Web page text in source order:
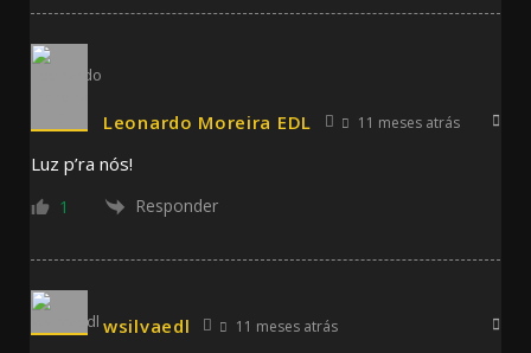
Leonardo Moreira EDL 11 meses atrás
Luz p’ra nós!
1 Responder
wsilvaedl 11 meses atrás